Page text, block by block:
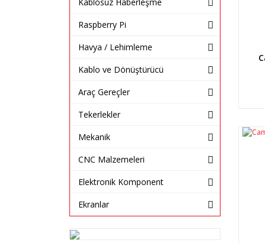
Raspberry Pi
Havya / Lehimleme
Kablo ve Dönüştürücü
Araç Gereçler
Tekerlekler
Mekanik
CNC Malzemeleri
Elektronik Komponent
Ekranlar